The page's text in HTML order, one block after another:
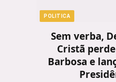
POLITICA
Sem verba,
Cristã
Barbosa e